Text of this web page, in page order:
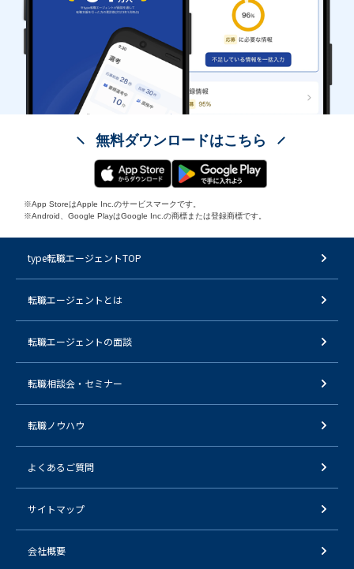
無料ダウンロードはこちら
※App StoreはApple Inc.のサービスマークです。
※Android、Google PlayはGoogle Inc.の商標または登録商標です。
type転職エージェントTOP
転職エージェントとは
転職エージェントの面談
転職相談会・セミナー
転職ノウハウ
よくあるご質問
サイトマップ
会社概要